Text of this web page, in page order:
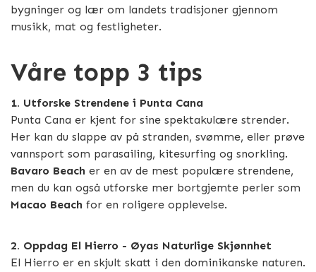
bygninger og lær om landets tradisjoner gjennom
musikk, mat og festligheter.
Våre topp 3 tips
1. Utforske Strendene i Punta Cana
Punta Cana er kjent for sine spektakulære strender.
Her kan du slappe av på stranden, svømme, eller prøve
vannsport som parasailing, kitesurfing og snorkling.
Bavaro Beach er en av de mest populære strendene,
men du kan også utforske mer bortgjemte perler som
Macao Beach for en roligere opplevelse.
2. Oppdag El Hierro - Øyas Naturlige Skjønnhet
El Hierro er en skjult skatt i den dominikanske naturen.